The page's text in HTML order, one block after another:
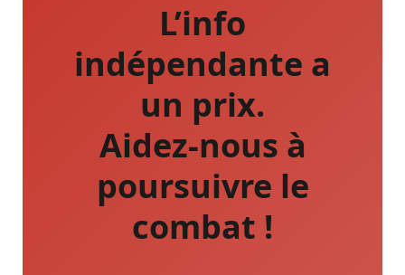
L’info
indépendante a
un prix.
Aidez-nous à
poursuivre le
combat !